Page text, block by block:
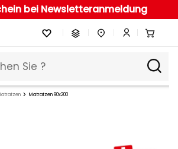
bei Newsletteranmeldung
Matratzen 90x200